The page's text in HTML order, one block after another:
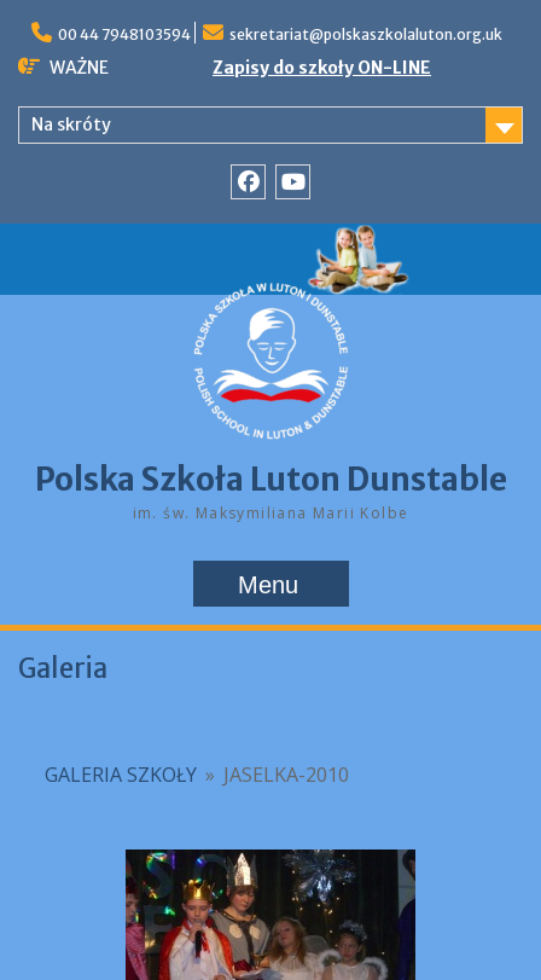
content
00 44 7948103594 sekretariat@polskaszkolaluton.org.uk
WAŻNE Zapisy do szkoły ON-LINE
Na skróty
Polska Szkoła Luton Dunstable
im. św. Maksymiliana Marii Kolbe
Menu
Galeria
GALERIA SZKOŁY » JASELKA-2010